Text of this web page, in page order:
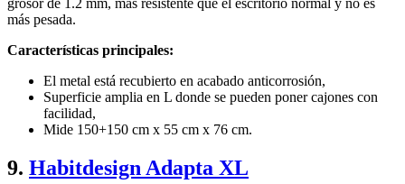
grosor de 1.2 mm, más resistente que el escritorio normal y no es
más pesada.
Características principales:
El metal está recubierto en acabado anticorrosión,
Superficie amplia en L donde se pueden poner cajones con
facilidad,
Mide 150+150 cm x 55 cm x 76 cm.
9. Habitdesign Adapta XL